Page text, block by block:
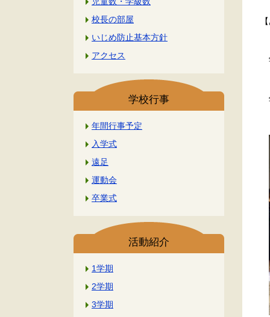
校長の部屋
いじめ防止基本方針
アクセス
学校行事
年間行事予定
入学式
遠足
運動会
卒業式
活動紹介
1学期
2学期
3学期